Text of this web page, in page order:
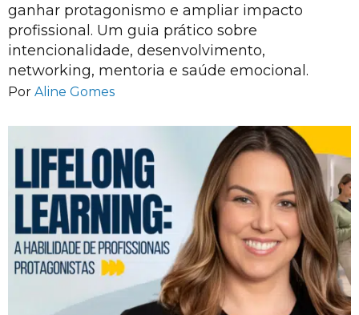
ganhar protagonismo e ampliar impacto
profissional. Um guia prático sobre
intencionalidade, desenvolvimento,
networking, mentoria e saúde emocional.
Por Aline Gomes